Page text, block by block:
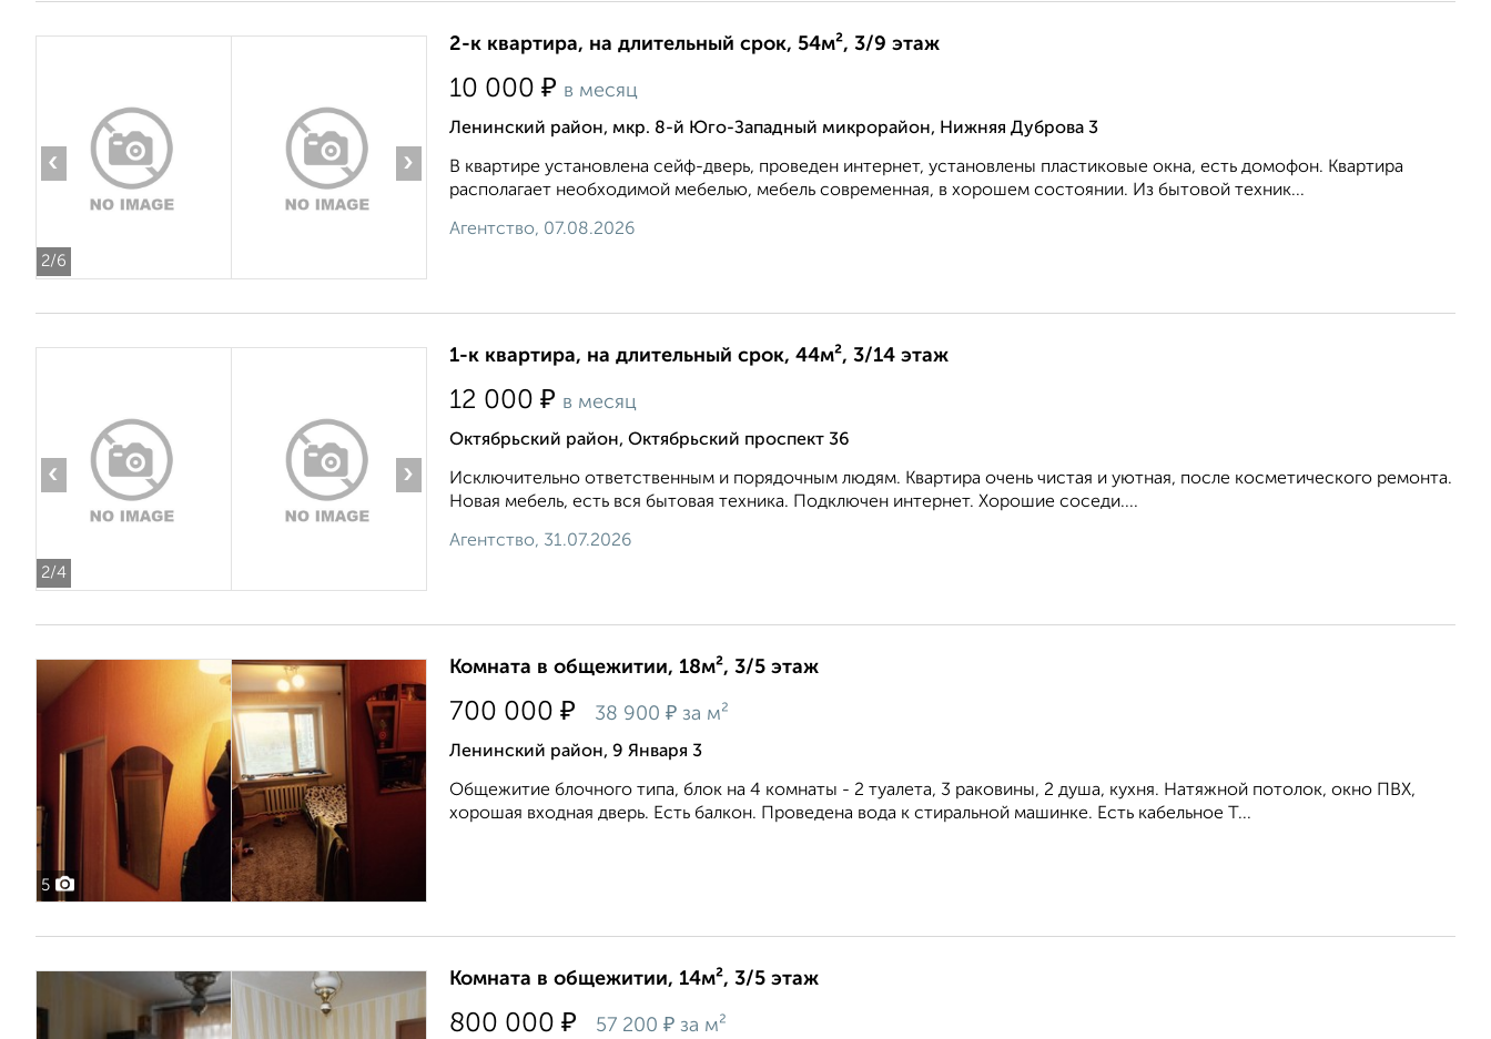
2/6
‹ ›
2-к квартира, на длительный срок, 54м², 3/9 этаж
10 000 ₽ в месяц
Ленинский район, мкр. 8-й Юго-Западный микрорайон, Нижняя Дуброва 3
В квартире установлена сейф-дверь, проведен интернет, установлены пластиковые окна, есть домофон. Квартира
располагает необходимой мебелью, мебель современная, в хорошем состоянии. Из бытовой техник...
Агентство, 07.08.2026
2/4
‹ ›
1-к квартира, на длительный срок, 44м², 3/14 этаж
12 000 ₽ в месяц
Октябрьский район, Октябрьский проспект 36
Исключительно ответственным и порядочным людям. Квартира очень чистая и уютная, после косметического ремонта.
Новая мебель, есть вся бытовая техника. Подключен интернет. Хорошие соседи....
Агентство, 31.07.2026
5
Комната в общежитии, 18м², 3/5 этаж
700 000 ₽ 38 900 ₽ за м²
Ленинский район, 9 Января 3
Общежитие блочного типа, блок на 4 комнаты - 2 туалета, 3 раковины, 2 душа, кухня. Натяжной потолок, окно ПВХ,
хорошая входная дверь. Есть балкон. Проведена вода к стиральной машинке. Есть кабельное Т...
Комната в общежитии, 14м², 3/5 этаж
800 000 ₽ 57 200 ₽ за м²